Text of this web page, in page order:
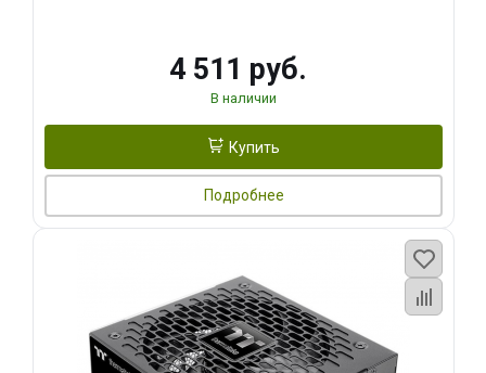
4 511 руб.
В наличии
Купить
Подробнее